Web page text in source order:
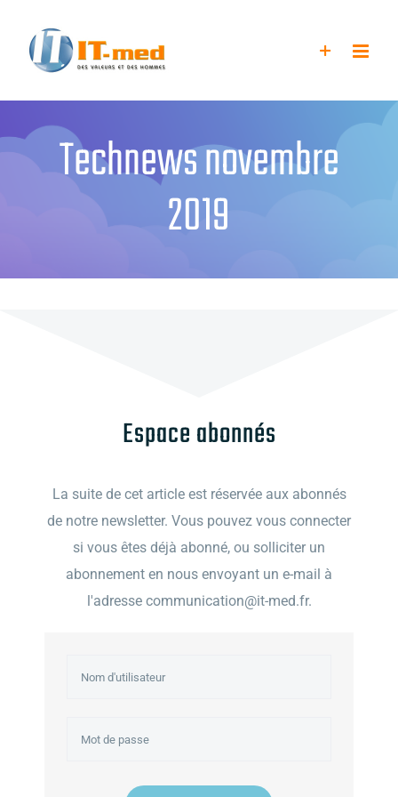
contenu
Technews novembre
2019
Espace abonnés
La suite de cet article est réservée aux abonnés
de notre newsletter. Vous pouvez vous connecter
si vous êtes déjà abonné, ou solliciter un
abonnement en nous envoyant un e-mail à
l'adresse communication@it-med.fr.